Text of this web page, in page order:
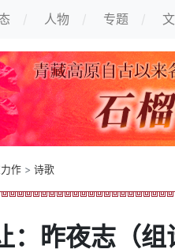
人物 专题
作 > 诗歌
：昨夜志（组